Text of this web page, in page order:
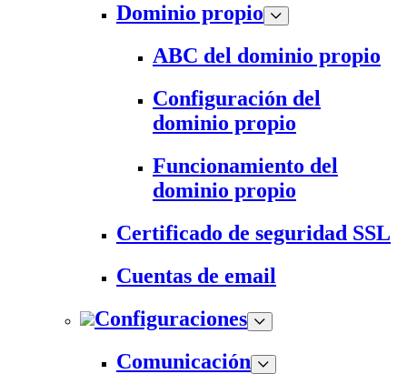
Dominio propio
ABC del dominio propio
Configuración del
dominio propio
Funcionamiento del
dominio propio
Certificado de seguridad SSL
Cuentas de email
Configuraciones
Comunicación